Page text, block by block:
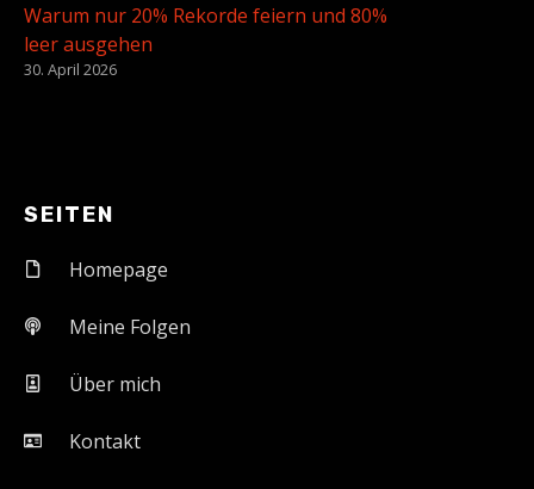
Warum nur 20% Rekorde feiern und 80%
leer ausgehen
30. April 2026
SEITEN
Homepage
Meine Folgen
Über mich
Kontakt